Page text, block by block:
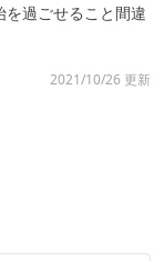
過ごせること間違
2021/10/26 更新